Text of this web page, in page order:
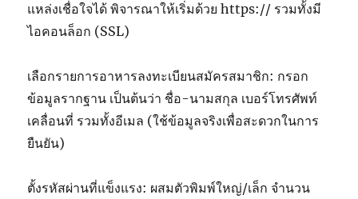
แหล่งเชื่อใจได้ พิจารณาให้เริ่มด้วย https:// รวมทั้งมี
ไอคอนล็อก (SSL)
เลือกรายการอาหารลงทะเบียนสมัครสมาชิก: กรอก
ข้อมูลรากฐาน เป็นต้นว่า ชื่อ-นามสกุล เบอร์โทรศัพท์
เคลื่อนที่ รวมทั้งอีเมล (ใช้ข้อมูลจริงเพื่อสะดวกในการ
ยืนยัน)
ตั้งรหัสผ่านที่แข็งแรง: ผสมตัวพิมพ์ใหญ่/เล็ก จำนวน